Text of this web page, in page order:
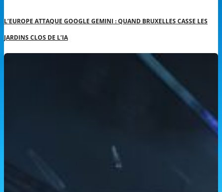
L’EUROPE ATTAQUE GOOGLE GEMINI : QUAND BRUXELLES CASSE LES
JARDINS CLOS DE L’IA